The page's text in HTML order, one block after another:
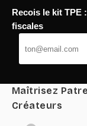
Passer
au
contenu
TaqTaq
Maîtrisez
Créateurs
Recois le kit TPE
fiscales